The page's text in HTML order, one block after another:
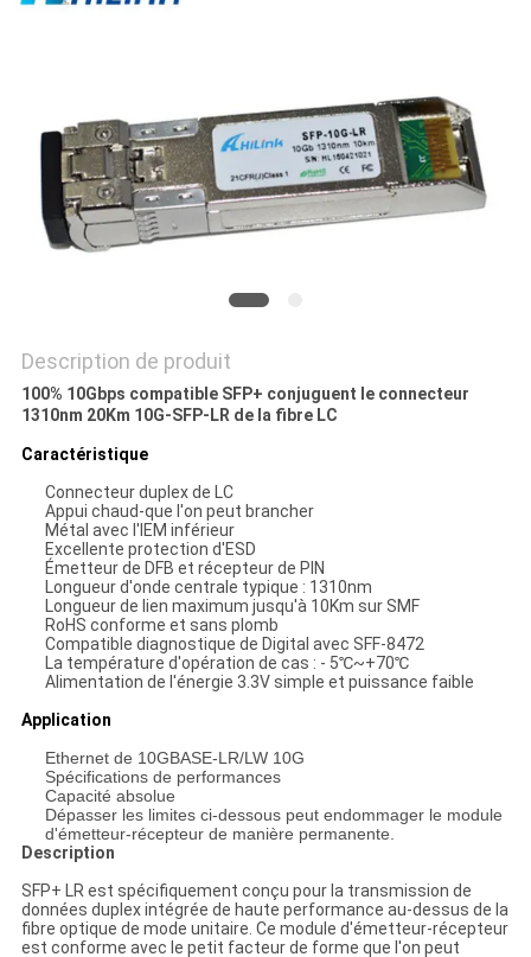
PLAN
DU
SITE
DE
CONFIDENTIALITÉ
Description de produit
100% 10Gbps compatible SFP+ conjuguent le connecteur
1310nm 20Km 10G-SFP-LR de la fibre LC
Caractéristique
Connecteur duplex de LC
Appui chaud-que l'on peut brancher
Métal avec l'IEM inférieur
Excellente protection d'ESD
Émetteur de DFB et récepteur de PIN
Longueur d'onde centrale typique : 1310nm
Longueur de lien maximum jusqu'à 10Km sur SMF
RoHS conforme et sans plomb
Compatible diagnostique de Digital avec SFF-8472
La température d'opération de cas : - 5℃~+70℃
Alimentation de l'énergie 3.3V simple et puissance faible
Application
Ethernet de 10GBASE-LR/LW 10G
Spécifications de performances
Capacité absolue
Dépasser les limites ci-dessous peut endommager le module
d'émetteur-récepteur de manière permanente.
Description
SFP+ LR est spécifiquement conçu pour la transmission de
données duplex intégrée de haute performance au-dessus de la
fibre optique de mode unitaire. Ce module d'émetteur-récepteur
est conforme avec le petit facteur de forme que l'on peut